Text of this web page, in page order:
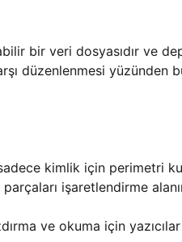
bir veri dosyasıdır ve
düzenlenmesi yüzünden
kimlik için perimetri
işaretlendirme
ve okuma için